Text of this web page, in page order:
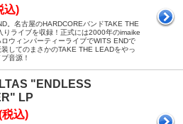
込)
。名古屋のHARDCOREバンドTAKE THE
りライブを収録！正式には2000年のimaike
ウィンパーティーライブでWITS ENDで
してのまさかのTAKE THE LEADをやっ
音源！
"ENDLESS
LP
込)